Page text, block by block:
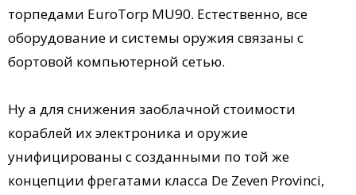
торпедами EuroTorp MU90. Естественно, все
оборудование и системы оружия связаны с
бортовой компьютерной сетью.
Ну а для снижения заоблачной стоимости
кораблей их электроника и оружие
унифицированы с созданными по той же
концепции фрегатами класса De Zeven Provinci,